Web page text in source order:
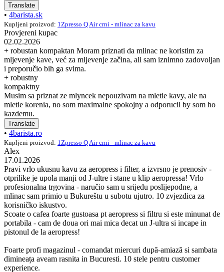
Translate
• 4barista.sk
Kupljeni proizvod: 1Zpresso Q Air crni - mlinac za kavu
Provjereni kupac
02.02.2026
+ robustan kompaktan Moram priznati da mlinac ne koristim za
mljevenje kave, već za mljevenje začina, ali sam iznimno zadovoljan
i preporučio bih ga svima.
+ robustny
kompaktny
Musim sa priznat ze mlyncek nepouzivam na mletie kavy, ale na
mletie korenia, no som maximalne spokojny a odporucil by som ho
kazdemu.
Translate
• 4barista.ro
Kupljeni proizvod: 1Zpresso Q Air crni - mlinac za kavu
Alex
17.01.2026
Pravi vrlo ukusnu kavu za aeropress i filter, a izvrsno je prenosiv -
otprilike je upola manji od J-ultre i stane u klip aeropressa! Vrlo
profesionalna trgovina - naručio sam u srijedu poslijepodne, a
mlinac sam primio u Bukureštu u subotu ujutro. 10 zvjezdica za
korisničko iskustvo.
Scoate o cafea foarte gustoasa pt aeropress si filtru si este minunat de
portabila - cam de doua ori mai mica decat un J-ultra si incape in
pistonul de la aeropress!
Foarte profi magazinul - comandat miercuri după-amiază si sambata
dimineața aveam rasnita in Bucuresti. 10 stele pentru customer
experience.